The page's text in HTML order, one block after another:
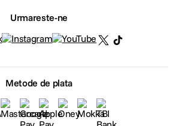
Urmareste-ne
Metode de plata